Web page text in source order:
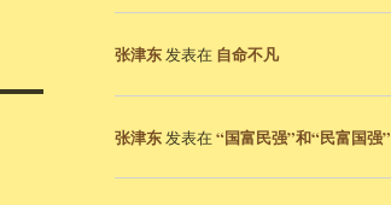
张津东发表在 自命不凡
张津东发表在“国富民强”和“民富国强”